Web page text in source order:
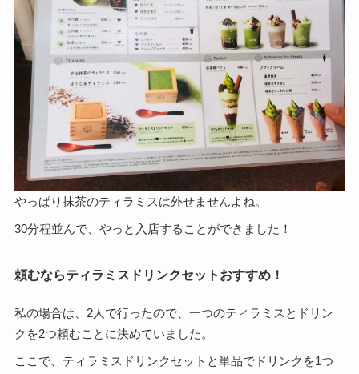
やっぱり抹茶のティラミスは外せませんよね。
30分程並んで、やっと入店することができました！
頼むならティラミスドリンクセットおすすめ！
私の場合は、2人で行ったので、一つのティラミスとドリン
クを2つ頼むことに決めていました。
ここで、ティラミスドリンクセットと単品でドリンクを1つ